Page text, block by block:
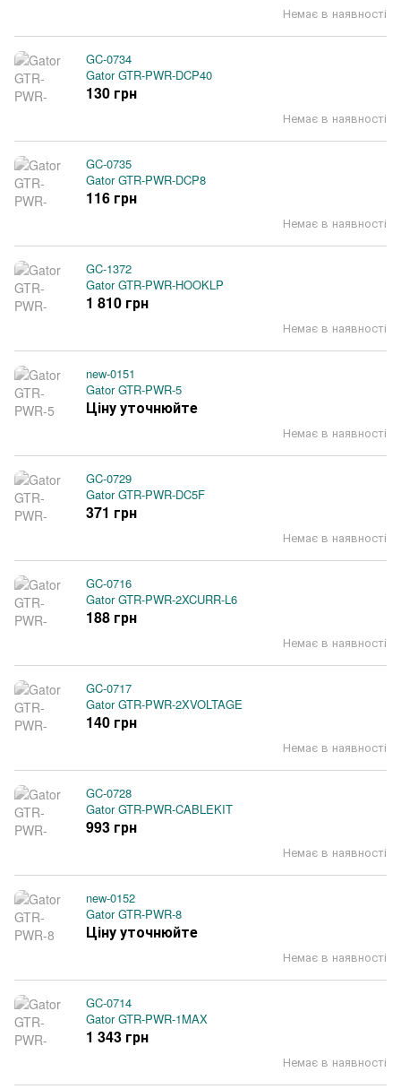
Немає в наявності
GC-0734
Gator GTR-PWR-DCP40
Немає в наявності
130 грн
GC-0735
Gator GTR-PWR-DCP8
Немає в наявності
116 грн
GC-1372
Gator GTR-PWR-HOOKLP
Немає в наявності
1 810 грн
new-0151
Gator GTR-PWR-5
Немає в наявності
Ціну уточнюйте
GC-0729
Gator GTR-PWR-DC5F
Немає в наявності
371 грн
GC-0716
Gator GTR-PWR-2XCURR-L6
Немає в наявності
188 грн
GC-0717
Gator GTR-PWR-2XVOLTAGE
Немає в наявності
140 грн
GC-0728
Gator GTR-PWR-CABLEKIT
Немає в наявності
993 грн
new-0152
Gator GTR-PWR-8
Немає в наявності
Ціну уточнюйте
GC-0714
Gator GTR-PWR-1MAX
Немає в наявності
1 343 грн